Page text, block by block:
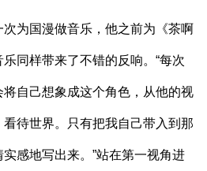
为国漫做音乐，他之前为《茶啊
同样带来了不错的反响。“每次
自己想象成这个角色，从他的视
待世界。只有把我自己带入到那
感地写出来。”站在第一视角进